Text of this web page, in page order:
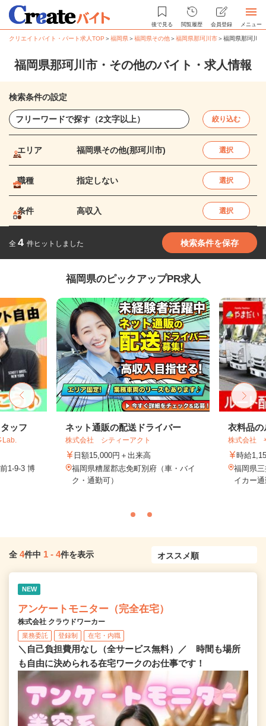
後で見る 閲覧履歴 会員登録 メニュー
クリエイトバイト・パート求人TOP ＞福岡県＞福岡県その他＞福岡県那珂川市＞福岡県那珂川
福岡県那珂川市・その他のバイト・求人情報
検索条件の設定
絞り込む
エリア 福岡県その他(那珂川市) 選択
職種 指定しない 選択
条件 高収入 選択
全 4 件ヒットしました 検索条件を保存
福岡県のピックアップPR求人
ッフ
1-9-3 博
ネット通販の配送ドライバー
株式会社 シティーアクト
日額15,000円＋出来高
福岡県糟屋郡志免町別府（車・バイ
ク・通勤可）
衣料品の
株式会社
時給
福岡県
イカー
全 4件中 1 - 4件を表示
NEW
アンケートモニター（完全在宅）
株式会社 クラウドワーカー
業務委託 登録制 在宅・内職
＼自己負担費用なし（全サービス無料）／ 時間も場所
も自由に決められる在宅ワークのお仕事です！